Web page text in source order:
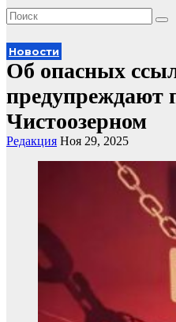
Новости
Об опасных
предупреждают
Чистоозерном
Редакция Ноя 29, 2025